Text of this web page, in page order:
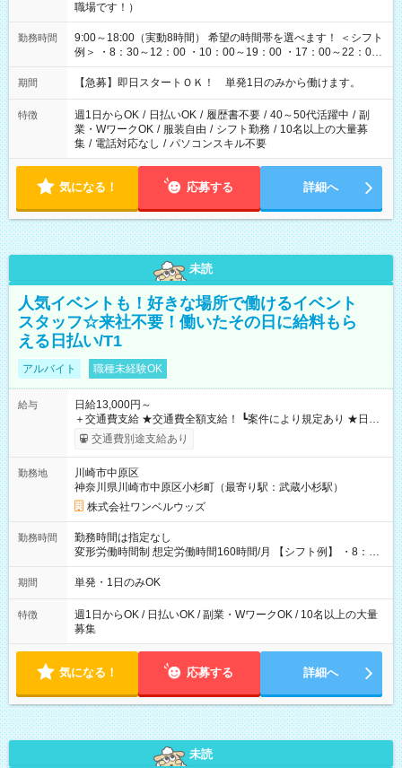
職場です！）
勤務時間
9:00～18:00（実動8時間） 希望の時間帯を選べます！ ＜シフト
例＞ ・8：30～12：00 ・10：00～19：00 ・17：00～22：00
・13：00～22：00 ・22：00～翌6：00 など
期間 【急募】即日スタートＯＫ！ 単発1日のみから働けます。
特徴 週1日からOK / 日払いOK / 履歴書不要 / 40～50代活躍中 / 副
業・WワークOK / 服装自由 / シフト勤務 / 10名以上の大量募
集 / 電話対応なし / パソコンスキル不要
気になる！ 応募する 詳細へ
未読
人気イベントも！好きな場所で働けるイベント
スタッフ☆来社不要！働いたその日に給料もら
える日払い/T1
アルバイト 職種未経験OK
給与
日給13,000円～
＋交通費支給 ★交通費全額支給！ ┗案件により規定あり ★日払
いOK！（規定あり） ┗働いたその日に現金GET♪ お仕事後はコ
ンビニATMから 日払い分を引き落とせます！ 【試用期間】試
交通費別途支給あり
勤務地
川崎市中原区
神奈川県川崎市中原区小杉町（最寄り駅：武蔵小杉駅）
株式会社ワンベルウッズ
勤務時間
勤務時間は指定なし
変形労働時間制 想定労働時間160時間/月 【シフト例】 ・8：00
～21：00
期間 単発・1日のみOK
特徴
週1日からOK / 日払いOK / 副業・WワークOK / 10名以上の大量
募集
気になる！ 応募する 詳細へ
未読